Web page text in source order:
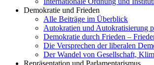
Demokratie und Frieden
Alle Beiträge im Überblick
Autokratien und Autokratisierung
Demokratie durch Frieden –
Die Versprechen der liberalen
Der Wandel von Gesellschaft,
Repräsentation und Parlamentarismus